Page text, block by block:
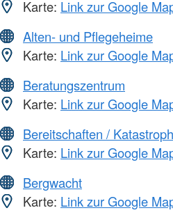
Karte: Link zur Google
Alten- und Pflegeheime
Karte: Link zur Google
Beratungszentrum
Karte: Link zur Google
Bereitschaften /
Karte: Link zur Google
Bergwacht
Karte: Link zur Google